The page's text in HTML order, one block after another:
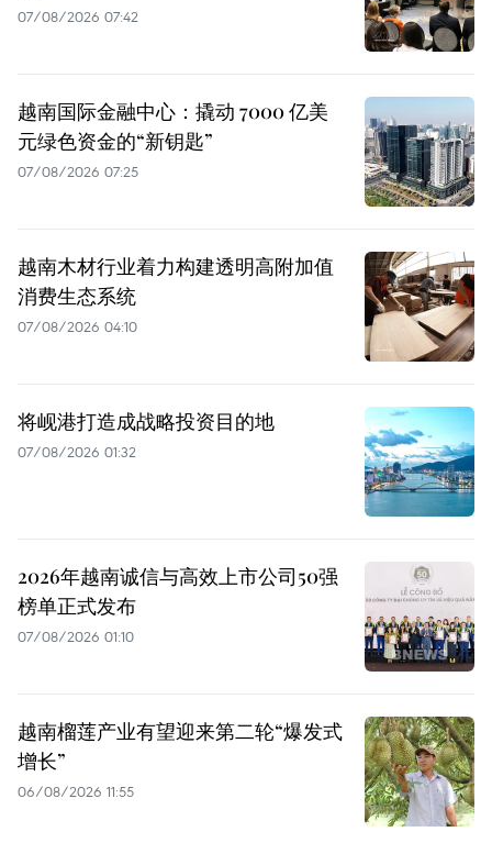
07/08/2026 07:42
越南国际金融中心：撬动 7000 亿美
元绿色资金的“新钥匙”
07/08/2026 07:25
越南木材行业着力构建透明高附加值
消费生态系统
07/08/2026 04:10
将岘港打造成战略投资目的地
07/08/2026 01:32
2026年越南诚信与高效上市公司50强
榜单正式发布
07/08/2026 01:10
越南榴莲产业有望迎来第二轮“爆发式
增长”
06/08/2026 11:55